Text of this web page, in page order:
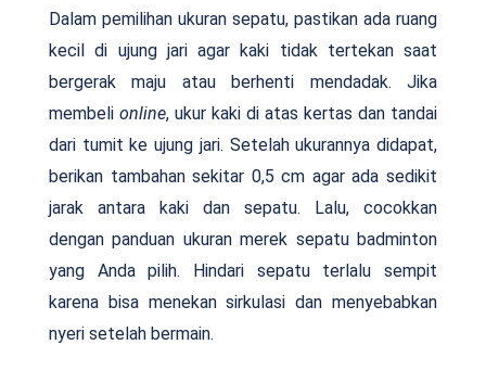
Dalam pemilihan ukuran sepatu, pastikan ada ruang
kecil di ujung jari agar kaki tidak tertekan saat
bergerak maju atau berhenti mendadak. Jika
membeli online, ukur kaki di atas kertas dan tandai
dari tumit ke ujung jari. Setelah ukurannya didapat,
berikan tambahan sekitar 0,5 cm agar ada sedikit
jarak antara kaki dan sepatu. Lalu, cocokkan
dengan panduan ukuran merek sepatu badminton
yang Anda pilih. Hindari sepatu terlalu sempit
karena bisa menekan sirkulasi dan menyebabkan
nyeri setelah bermain.